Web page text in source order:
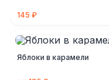
145 ₽
Яблоки в карамели